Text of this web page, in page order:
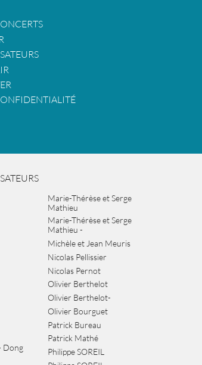
Dong
Marie-Thérèse et Serge
Mathieu
Marie-Thérèse et Serge
Mathieu -
Michèle et Jean Meuris
Nicolas Pellissier
Nicolas Pernot
Olivier Berthelot
Olivier Berthelot-
Olivier Bourguet
Patrick Bureau
Patrick Mathé
Philippe SOREIL